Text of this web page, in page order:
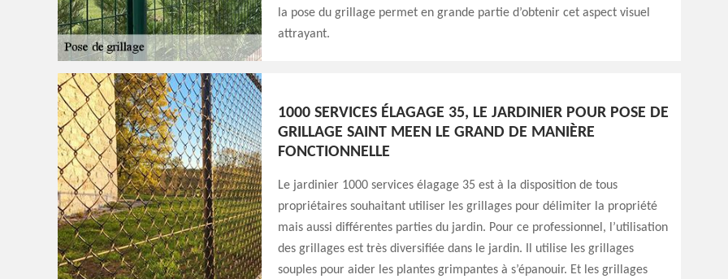
la pose du grillage permet en grande partie d’obtenir cet aspect visuel
attrayant.
1000 SERVICES ÉLAGAGE 35, LE JARDINIER POUR POSE DE
GRILLAGE SAINT MEEN LE GRAND DE MANIÈRE
FONCTIONNELLE
Le jardinier 1000 services élagage 35 est à la disposition de tous
propriétaires souhaitant utiliser les grillages pour délimiter la propriété
mais aussi différentes parties du jardin. Pour ce professionnel, l’utilisation
des grillages est très diversifiée dans le jardin. Il utilise les grillages
souples pour aider les plantes grimpantes à s’épanouir. Et les grillages